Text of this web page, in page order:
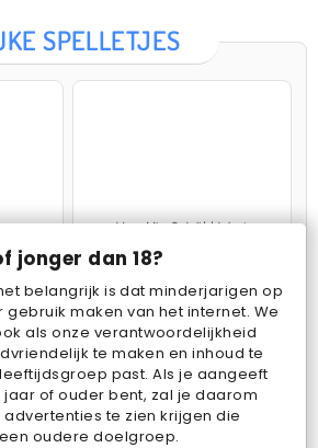
jonger dan 18?
belangrijk is dat minderjarigen op
maken van het internet. We
als onze verantwoordelijkheid
te maken en inhoud te
past. Als je aangeeft
jaar of ouder bent, zal je daarom
te zien krijgen die
oudere doelgroep.
SPELLETJES
VegaMix 2: Wild West
Bubbits